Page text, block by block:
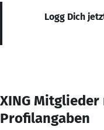
Logg Dich
XING
Profilangaben